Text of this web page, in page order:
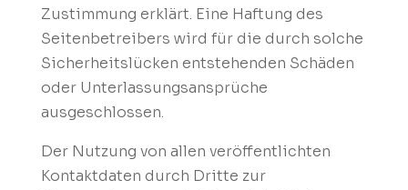
Zustimmung erklärt. Eine Haftung des
Seitenbetreibers wird für die durch solche
Sicherheitslücken entstehenden Schäden
oder Unterlassungsansprüche
ausgeschlossen.
Der Nutzung von allen veröffentlichten
Kontaktdaten durch Dritte zur